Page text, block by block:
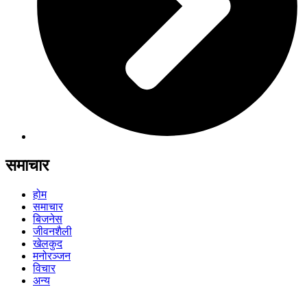
समाचार
होम
समाचार
बिजनेस
जीवनशैली
खेलकुद
मनोरञ्जन
विचार
अन्य